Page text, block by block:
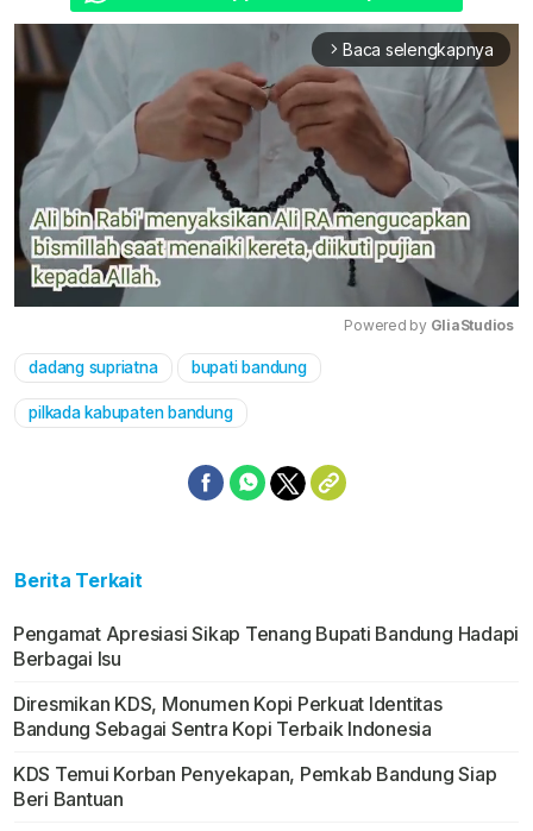
arrow_forward_ios Baca selengkapnya
Powered by GliaStudios
dadang supriatna bupati bandung
pilkada kabupaten bandung
Berita Terkait
Pengamat Apresiasi Sikap Tenang Bupati Bandung Hadapi
Berbagai Isu
Diresmikan KDS, Monumen Kopi Perkuat Identitas
Bandung Sebagai Sentra Kopi Terbaik Indonesia
KDS Temui Korban Penyekapan, Pemkab Bandung Siap
Beri Bantuan